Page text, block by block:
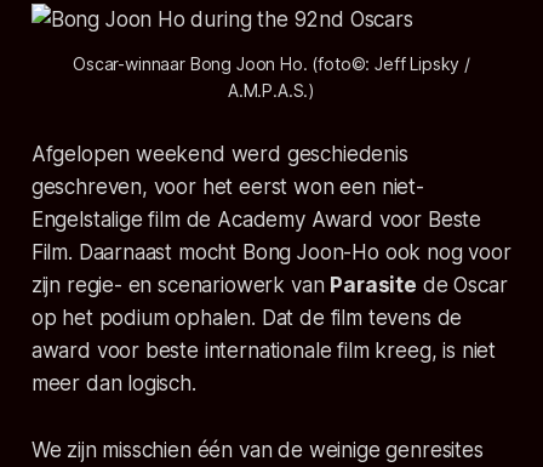
Oscar-winnaar Bong Joon Ho. (foto©: Jeff Lipsky /
A.M.P.A.S.)
Afgelopen weekend werd geschiedenis
geschreven, voor het eerst won een niet-
Engelstalige film de Academy Award voor Beste
Film. Daarnaast mocht Bong Joon-Ho ook nog voor
zijn regie- en scenariowerk van Parasite de Oscar
op het podium ophalen. Dat de film tevens de
award voor beste internationale film kreeg, is niet
meer dan logisch.
We zijn misschien één van de weinige genresites